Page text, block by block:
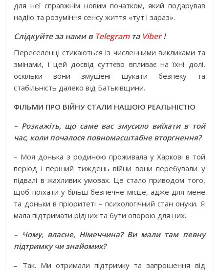
для неї справжнім новим початком, який подарував
надію та розуміння сенсу життя «тут і зараз».
Слідкуйте за нами в Telegramта Viber!
Переселенці стикаються із численними викликами та
змінами, і цей досвід суттєво впливає на їхні долі,
оскільки вони змушені шукати безпеку та
стабільність далеко від Батьківщини.
ФІЛЬМИ ПРО ВІЙНУ СТАЛИ НАШОЮ ­РЕАЛЬНІСТЮ
– Розкажіть, що саме вас змусило виїхати в той
час, коли почалося повномасштабне вторгнення?
– Моя донька з родиною проживала у Харкові в той
період і перший тиждень війни вони пере­бували у
підвалі в жахливих умовах. Це стало приводом того,
щоб поїхати у більш безпечне місце, адже для мене
та доньки в пріоритеті – психологічний стан онуки. Я
мала підтримати рідних та бути опорою для них.
– Чому, власне, Німеччина? Ви мали там певну
підтримку чи знайомих?
– Так. Ми отримали підтримку та запрошення від